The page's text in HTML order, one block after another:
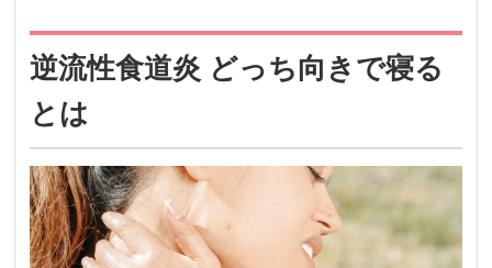
逆流性食道炎 どっち向きで寝る
とは